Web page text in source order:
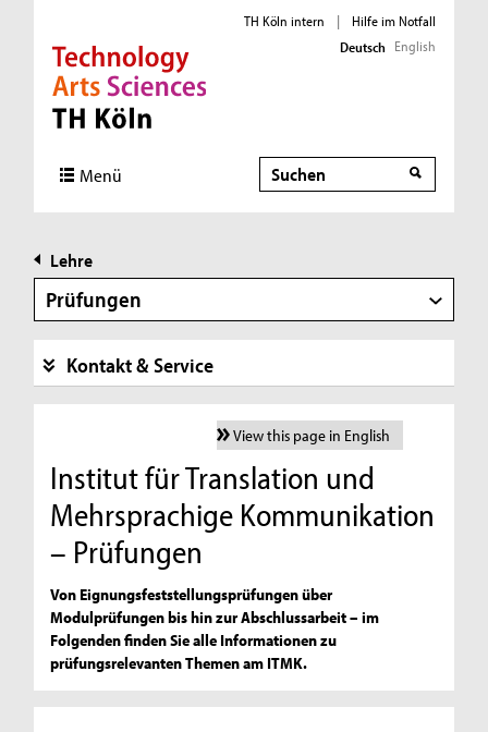
Direkt zur Hauptnavigation
Direkt zur Subnavigation
Direkt zum Inhalt
Direkt zum Fußbereich
TH Köln intern |
Hilfe im Notfall
Deutsch English
Menü Suche
Suche
Lehre
Prüfungen
Kontakt & Service
View this page in English
Institut für Translation und
Mehrsprachige Kommunikation
– Prüfungen
Von Eignungsfeststellungsprüfungen über
Modulprüfungen bis hin zur Abschlussarbeit – im
Folgenden finden Sie alle Informationen zu
prüfungsrelevanten Themen am ITMK.